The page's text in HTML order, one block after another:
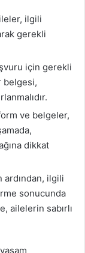
ilgili
gerekli
için gerekli
belgesi,
ve belgeler,
dikkat
ardından, ilgili
sonucunda
ailelerin sabırlı